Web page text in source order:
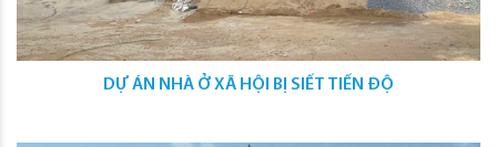
DỰ ÁN NHÀ Ở XÃ HỘI BỊ SIẾT TIẾN ĐỘ